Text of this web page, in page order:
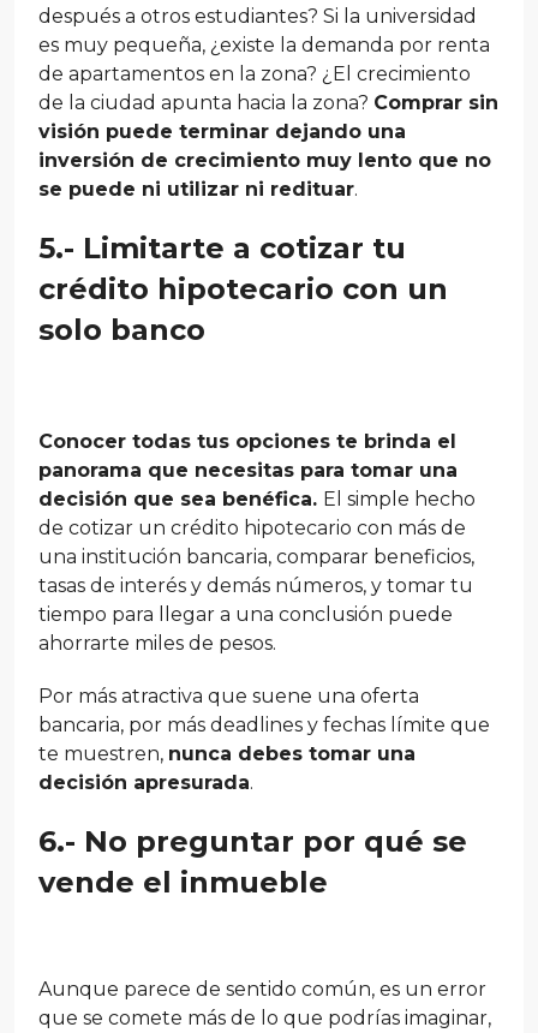
después a otros estudiantes? Si la universidad
es muy pequeña, ¿existe la demanda por renta
de apartamentos en la zona? ¿El crecimiento
de la ciudad apunta hacia la zona? Comprar sin
visión puede terminar dejando una
inversión de crecimiento muy lento que no
se puede ni utilizar ni redituar.
5.- Limitarte a cotizar tu
crédito hipotecario con un
solo banco
Conocer todas tus opciones te brinda el
panorama que necesitas para tomar una
decisión que sea benéfica. El simple hecho
de cotizar un crédito hipotecario con más de
una institución bancaria, comparar beneficios,
tasas de interés y demás números, y tomar tu
tiempo para llegar a una conclusión puede
ahorrarte miles de pesos.
Por más atractiva que suene una oferta
bancaria, por más deadlines y fechas límite que
te muestren, nunca debes tomar una
decisión apresurada.
6.- No preguntar por qué se
vende el inmueble
Aunque parece de sentido común, es un error
que se comete más de lo que podrías imaginar,